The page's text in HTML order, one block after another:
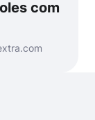
com